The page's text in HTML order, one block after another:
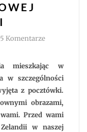
Komentarzedo
w
Nowej
Zelandii
mieszkając w
w szczególności
z pocztówki.
obrazami,
Przed wami
w naszej